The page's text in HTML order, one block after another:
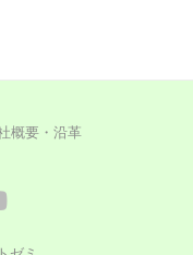
概要・沿革
YouTube